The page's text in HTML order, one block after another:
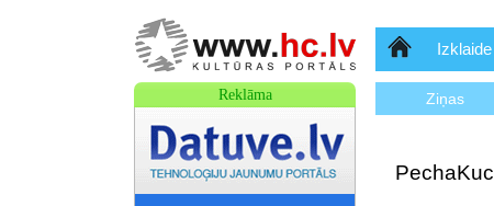
Sākumlapa
Ziņas
Reklāma